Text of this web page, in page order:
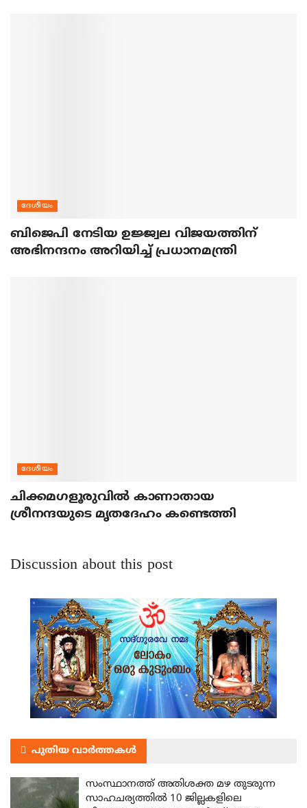
ദേശീയം
ബിജെപി നേടിയ ഉജ്ജ്വല വിജയത്തിന്
അഭിനന്ദനം അറിയിച്ച് പ്രധാനമന്ത്രി
ദേശീയം
ചിക്കമഗളൂരുവില്‍ കാണാതായ
ശ്രീനന്ദയുടെ മൃതദേഹം കണ്ടെത്തി
Discussion about this post
പുതിയ വാർത്തകൾ
സംസ്ഥാനത്ത് അതിശക്ത മഴ തുടരുന്ന
സാഹചര്യത്തിൽ 10 ജില്ലകളിലെ